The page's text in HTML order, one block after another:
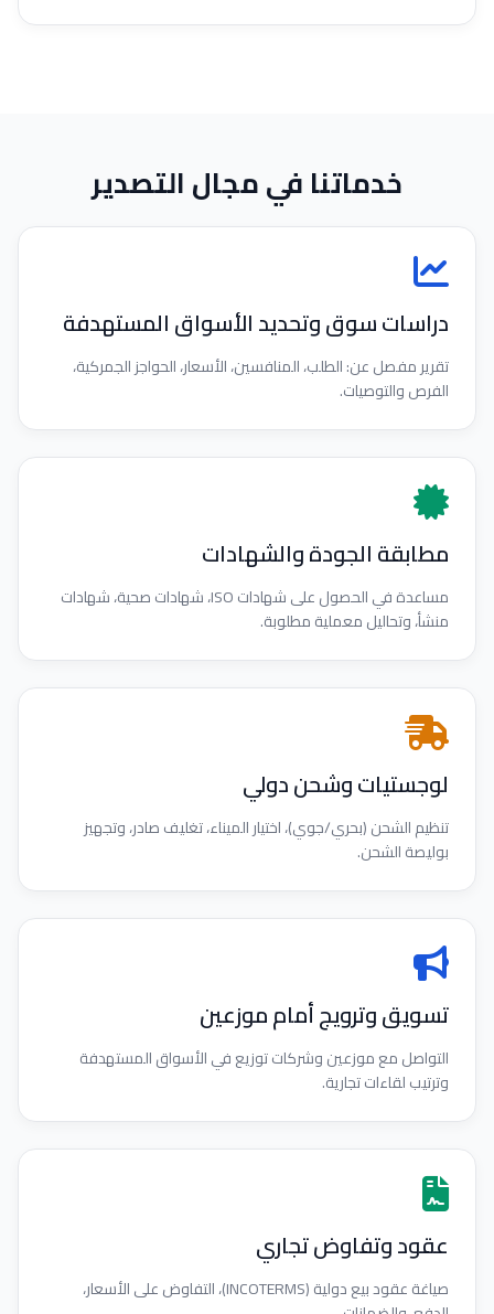
خدماتنا في مجال التصدير
دراسات سوق وتحديد الأسواق المستهدفة
تقرير مفصل عن: الطلب، المنافسين، الأسعار، الحواجز الجمركية،
الفرص والتوصيات.
مطابقة الجودة والشهادات
مساعدة في الحصول على شهادات ISO، شهادات صحية، شهادات
منشأ، وتحاليل معملية مطلوبة.
لوجستيات وشحن دولي
تنظيم الشحن (بحري/جوي)، اختيار الميناء، تغليف صادر، وتجهيز
بوليصة الشحن.
تسويق وترويج أمام موزعين
التواصل مع موزعين وشركات توزيع في الأسواق المستهدفة
وترتيب لقاءات تجارية.
عقود وتفاوض تجاري
صياغة عقود بيع دولية (INCOTERMS)، التفاوض على الأسعار،